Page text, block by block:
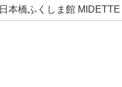
日本橋ふくしま館 MIDETTE